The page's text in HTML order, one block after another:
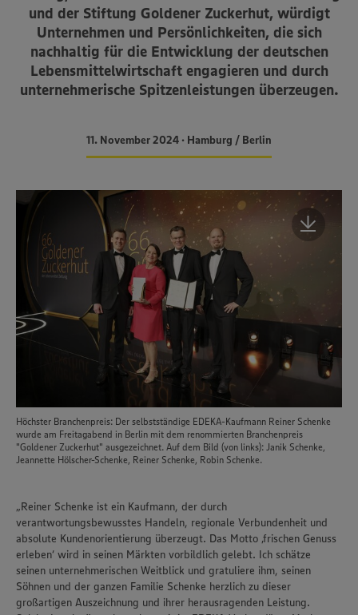
und der Stiftung Goldener Zuckerhut, würdigt
Unternehmen und Persönlichkeiten, die sich
nachhaltig für die Entwicklung der deutschen
Lebensmittelwirtschaft engagieren und durch
unternehmerische Spitzenleistungen überzeugen.
11. November 2024 • Hamburg / Berlin
Höchster Branchenpreis: Der selbstständige EDEKA-Kaufmann Reiner Schenke
wurde am Freitagabend in Berlin mit dem renommierten Branchenpreis
"Goldener Zuckerhut" ausgezeichnet. Auf dem Bild (von links): Janik Schenke,
Jeannette Hölscher-Schenke, Reiner Schenke, Robin Schenke.
„Reiner Schenke ist ein Kaufmann, der durch
verantwortungsbewusstes Handeln, regionale Verbundenheit und
absolute Kundenorientierung überzeugt. Das Motto ‚frischen Genuss
erleben‘ wird in seinen Märkten vorbildlich gelebt. Ich schätze
seinen unternehmerischen Weitblick und gratuliere ihm, seinen
Söhnen und der ganzen Familie Schenke herzlich zu dieser
großartigen Auszeichnung und ihrer herausragenden Leistung.